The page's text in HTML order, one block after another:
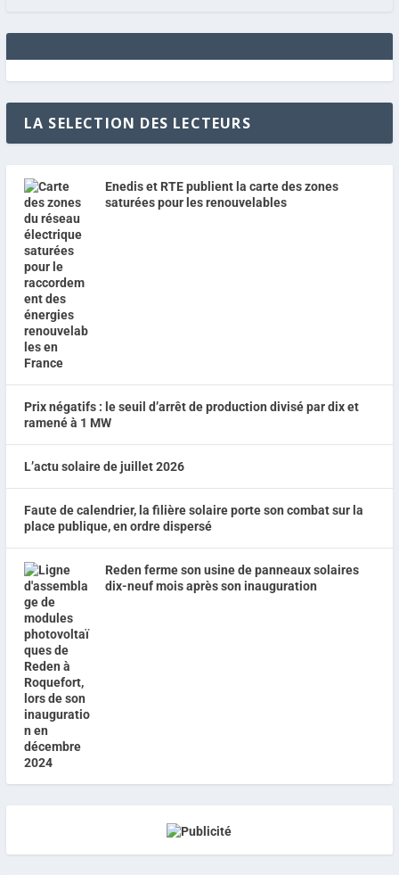
LA SELECTION DES LECTEURS
Enedis et RTE publient la carte des zones
saturées pour les renouvelables
Prix négatifs : le seuil d’arrêt de production divisé par dix et
ramené à 1 MW
L’actu solaire de juillet 2026
Faute de calendrier, la filière solaire porte son combat sur la
place publique, en ordre dispersé
Reden ferme son usine de panneaux solaires
dix-neuf mois après son inauguration